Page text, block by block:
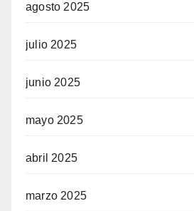
agosto 2025
julio 2025
junio 2025
mayo 2025
abril 2025
marzo 2025